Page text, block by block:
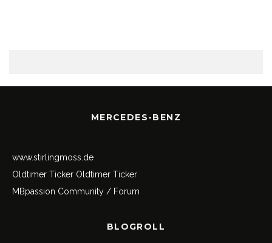
MERCEDES-BENZ
www.stirlingmoss.de
Oldtimer Ticker Oldtimer Ticker
MBpassion Community / Forum
BLOGROLL